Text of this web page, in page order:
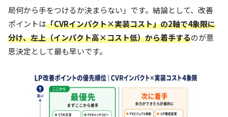
局何から手をつけるか決まらない」です。結論として、改善
ポイントは「CVRインパクト×実装コスト」の2軸で4象限に
分け、左上（インパクト高×コスト低）から着手するのが意
思決定として最も早いです。